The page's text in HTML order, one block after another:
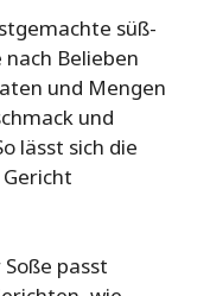
süß-
Belieben
und Mengen
und
lässt sich die
passt